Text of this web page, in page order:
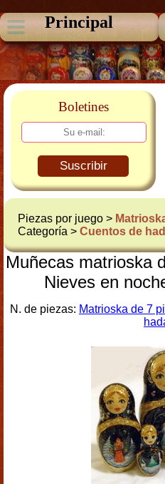
Principal
Boletines
Suscribir
Piezas por juego >
Categoría > Cuentos de
Muñecas matrioska
Nieves en
N. de piezas: Matrioska de 7